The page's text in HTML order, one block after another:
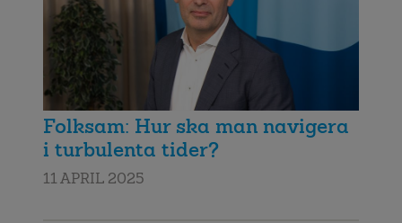
Folksam: Hur ska man navigera
i turbulenta tider?
11 APRIL 2025